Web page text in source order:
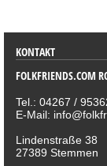
KONTAKT
FOLKFRIENDS.COM
Tel.: 04267 /
E-Mail:
Lindenstraße 38
27389 Stemmen